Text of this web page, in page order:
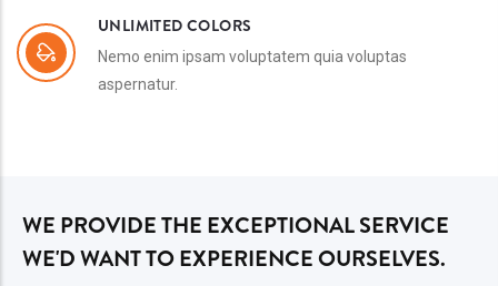
UNLIMITED COLORS
Nemo enim ipsam voluptatem quia voluptas
aspernatur.
WE PROVIDE THE EXCEPTIONAL SERVICE
WE'D WANT TO EXPERIENCE OURSELVES.